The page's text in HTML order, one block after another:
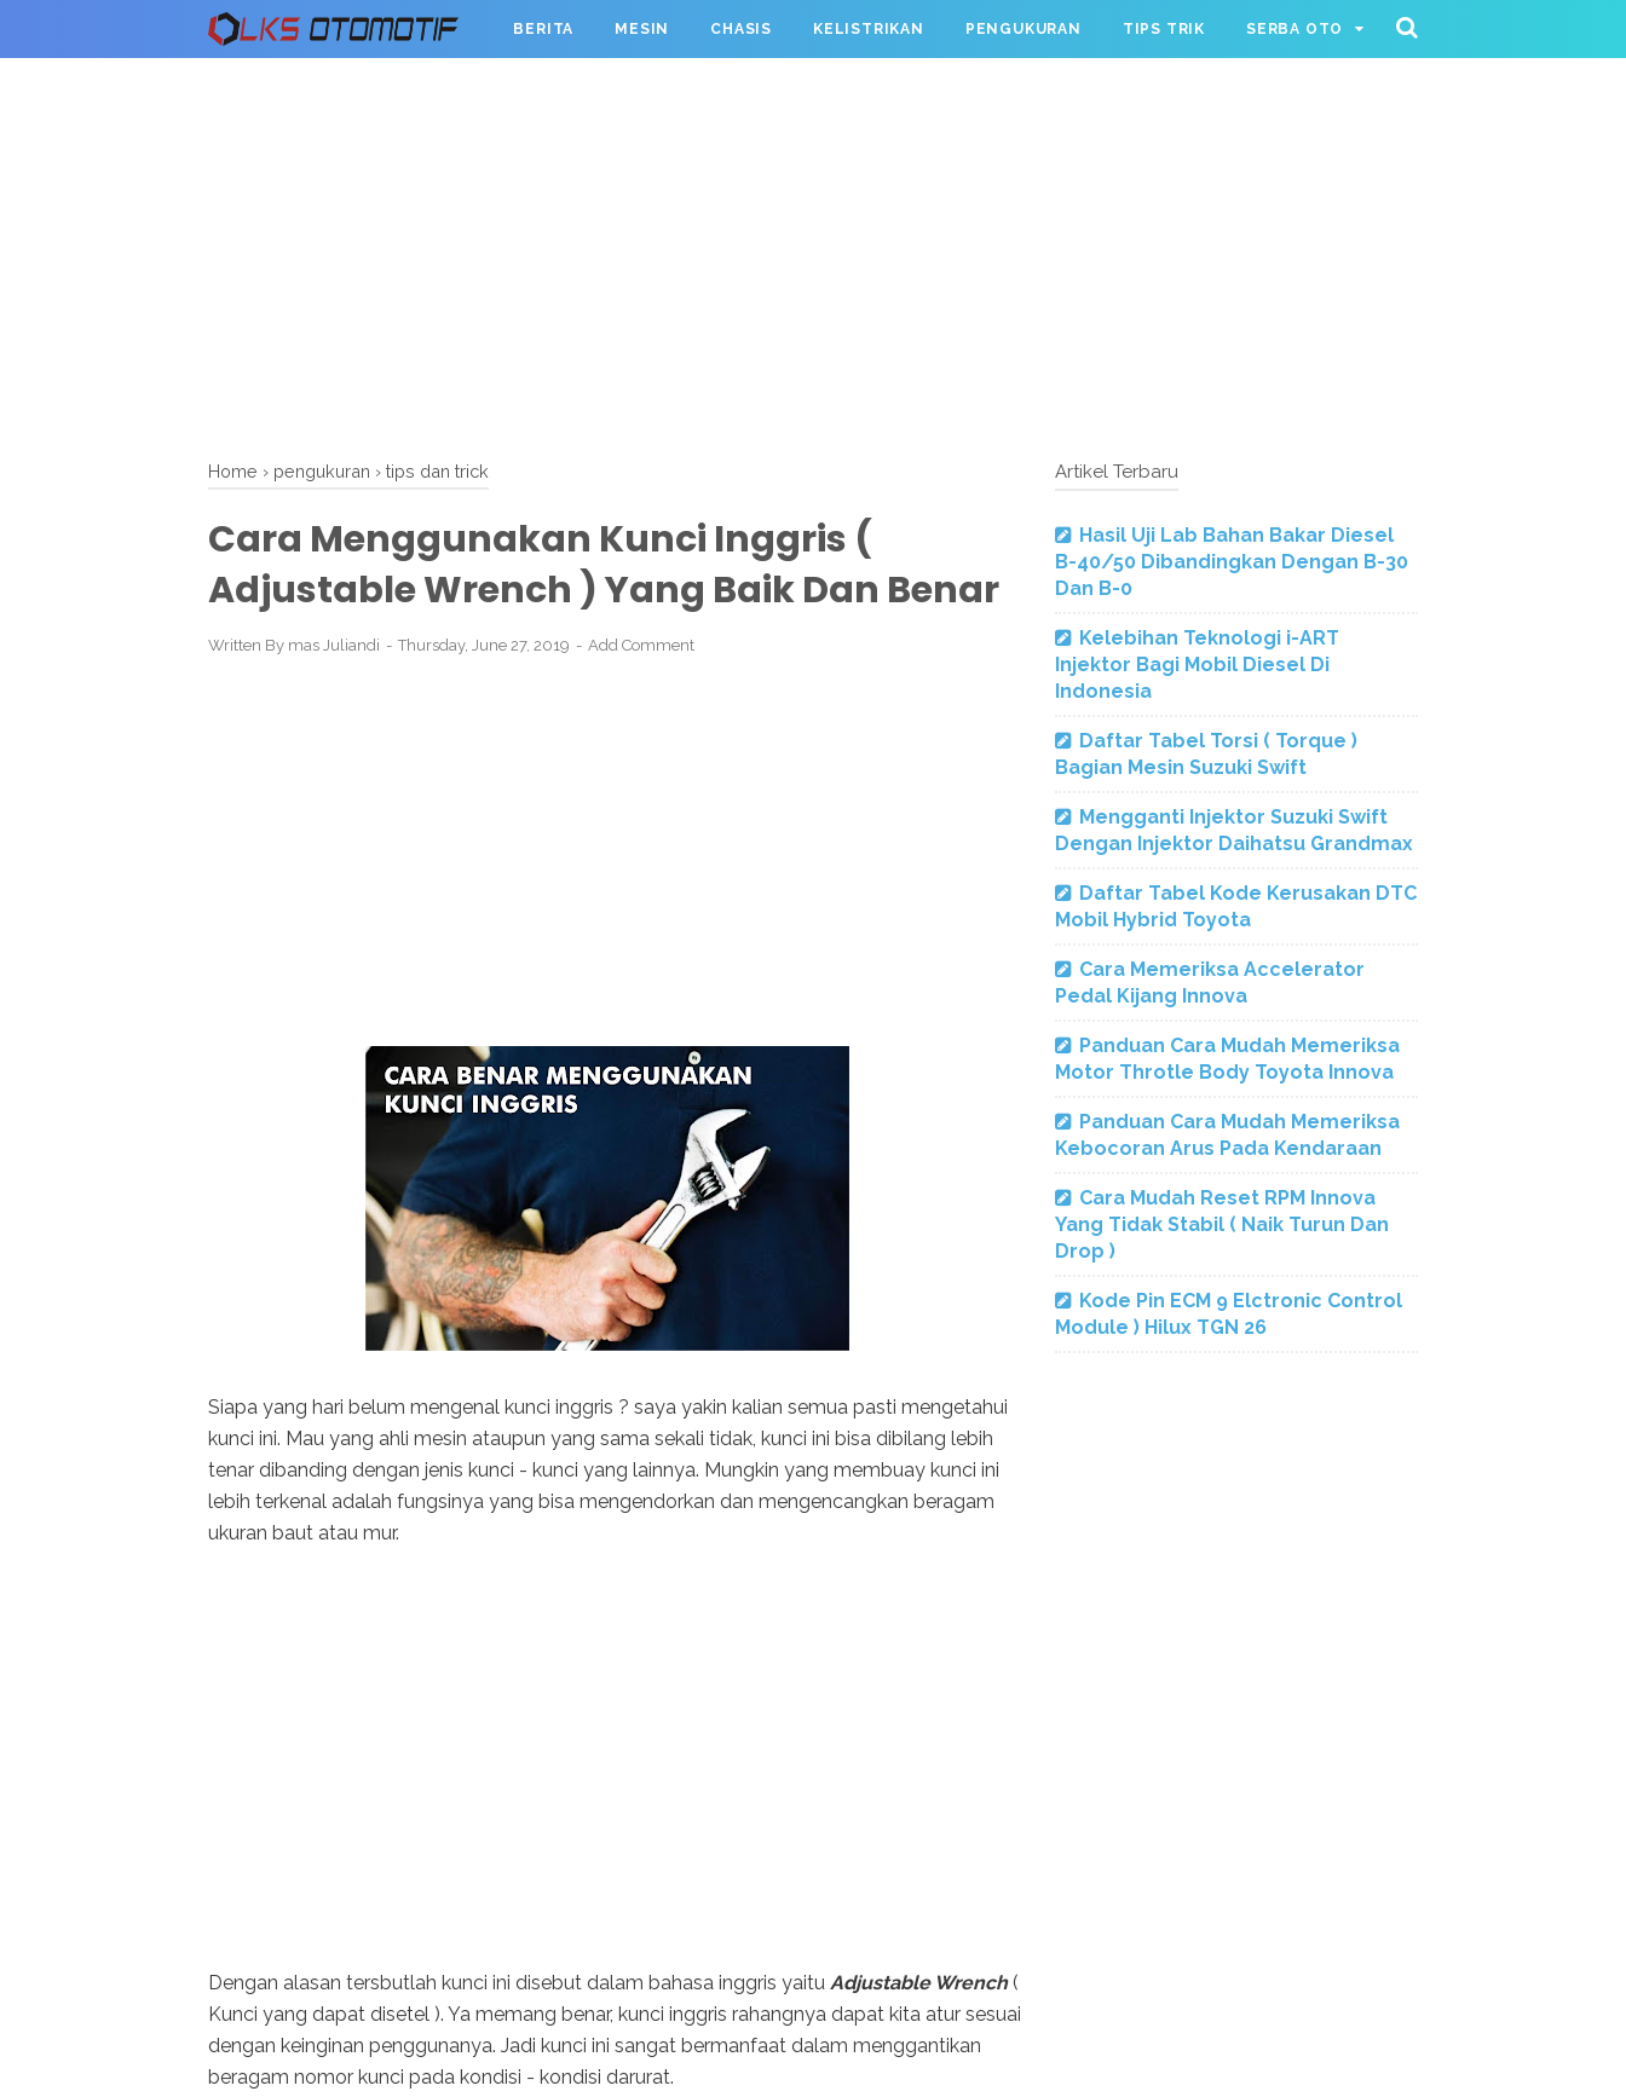
BERITA MESIN CHASIS KELISTRIKAN PENGUKURAN TIPS TRIK SERBA OTO
Home › pengukuran › tips dan trick
Cara Menggunakan Kunci Inggris (
Adjustable Wrench ) Yang Baik Dan Benar
Written By mas Juliandi Thursday, June 27, 2019 Add Comment
Siapa yang hari belum mengenal kunci inggris ? saya yakin kalian semua pasti mengetahui
kunci ini. Mau yang ahli mesin ataupun yang sama sekali tidak, kunci ini bisa dibilang lebih
tenar dibanding dengan jenis kunci - kunci yang lainnya. Mungkin yang membuay kunci ini
lebih terkenal adalah fungsinya yang bisa mengendorkan dan mengencangkan beragam
ukuran baut atau mur.
Dengan alasan tersbutlah kunci ini disebut dalam bahasa inggris yaitu Adjustable Wrench(
Kunci yang dapat disetel ). Ya memang benar, kunci inggris rahangnya dapat kita atur sesuai
dengan keinginan penggunanya. Jadi kunci ini sangat bermanfaat dalam menggantikan
beragam nomor kunci pada kondisi - kondisi darurat.
Artikel Terbaru
Hasil Uji Lab Bahan Bakar Diesel
B-40/50 Dibandingkan Dengan B-30
Dan B-0
Kelebihan Teknologi i-ART
Injektor Bagi Mobil Diesel Di
Indonesia
Daftar Tabel Torsi ( Torque )
Bagian Mesin Suzuki Swift
Mengganti Injektor Suzuki Swift
Dengan Injektor Daihatsu Grandmax
Daftar Tabel Kode Kerusakan DTC
Mobil Hybrid Toyota
Cara Memeriksa Accelerator
Pedal Kijang Innova
Panduan Cara Mudah Memeriksa
Motor Throtle Body Toyota Innova
Panduan Cara Mudah Memeriksa
Kebocoran Arus Pada Kendaraan
Cara Mudah Reset RPM Innova
Yang Tidak Stabil ( Naik Turun Dan
Drop )
Kode Pin ECM 9 Elctronic Control
Module ) Hilux TGN 26